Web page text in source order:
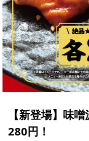
【新登場】味
280円！